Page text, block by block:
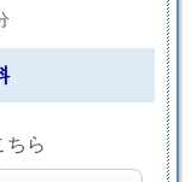
ちら